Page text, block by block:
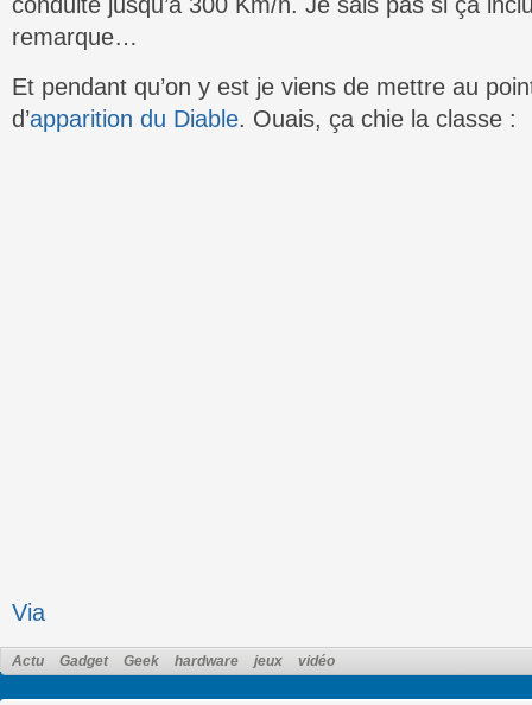
remarque…
Et pendant qu’on y est je viens de mettre au
d’apparition du Diable. Ouais, ça chie la classe :
Via
Actu Gadget Geek hardware jeux vidéo